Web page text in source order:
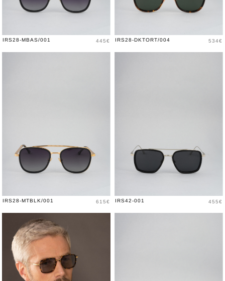
IRS28-MBAS/001 Price
445€ IRS28-DKTORT/004 Price
534€
IRS28-MTBLK/001 Price
615€ IRS42-001 Price
455€